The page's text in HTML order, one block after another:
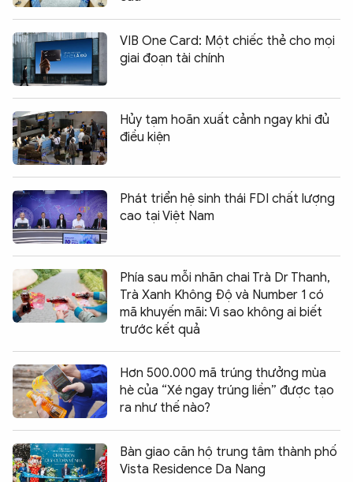
VIB One Card: Một chiếc thẻ cho mọi
giai đoạn tài chính
Hủy tạm hoãn xuất cảnh ngay khi đủ
điều kiện
Phát triển hệ sinh thái FDI chất lượng
cao tại Việt Nam
Phía sau mỗi nhãn chai Trà Dr Thanh,
Trà Xanh Không Độ và Number 1 có
mã khuyến mãi: Vì sao không ai biết
trước kết quả
Hơn 500.000 mã trúng thưởng mùa
hè của “Xé ngay trúng liền” được tạo
ra như thế nào?
Bàn giao căn hộ trung tâm thành phố
Vista Residence Da Nang